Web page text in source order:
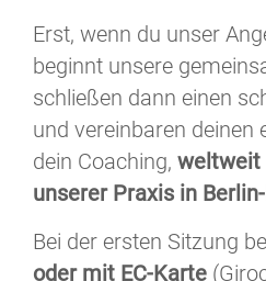
Erst, wenn du unser
beginnt unsere
schließen dann einen
und vereinbaren deinen
dein Coaching, weltweit
unserer Praxis in
Bei der ersten Sitzung
oder mit EC-Karte